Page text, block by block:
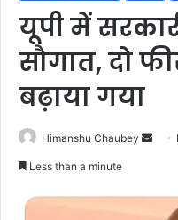
यूपी में
सौगात, दो
बढ़ाया गया
Himanshu Chaubey
Less than a minute